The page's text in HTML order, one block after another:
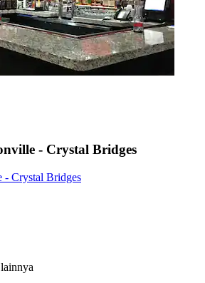
- Crystal Bridges
- Crystal Bridges